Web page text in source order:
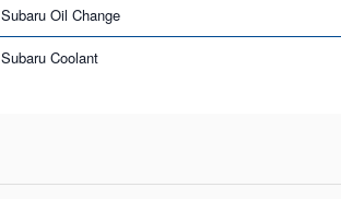
Subaru Oil Change
Subaru Coolant